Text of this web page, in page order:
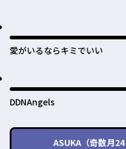
愛がいるならキミでいい
DDNAngels
ASUKA（奇数月24